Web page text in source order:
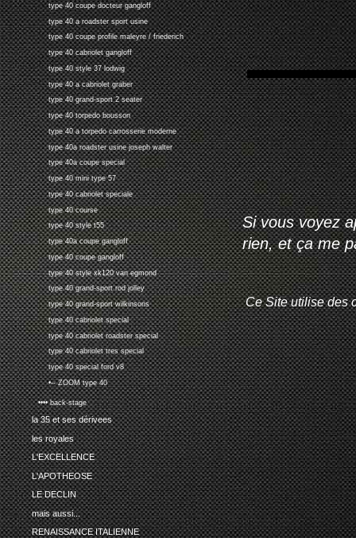
type 40 coupe docteur gangloff
type 40 a roadster sport usine
type 40 coupe profile maleyre / friederich
type 40 cabriolet gangloff
type 40 style 37 lodwig
type 40 a cabriolet graber
type 40 grand-sport 2 seater
type 40 torpedo bousson
type 40 a torpedo carrosserie moderne
type 40a roadster usine joseph walter
type 40a coupe special
type 40 mini type 57
type 40 cabriolet speciale
type 40 course
type 40 style t55
type 40a coupe gangloff
type 40 coupe gangloff
type 40 style xk120 van egmond
type 40 grand-sport rod jolley
type 40 grand-sport wilkinsons
type 40 cabriolet special
type 40 cabriolet roadster special
type 40 cabriolet tres special
type 40 special ford v8
•-- ZOOM type 40
•••• back-stage
la 35 et ses dérivees
les royales
L'EXCELLENCE
L'APOTHEOSE
LE DECLIN
mais aussi...
RENAISSANCE ITALIENNE
Si vous voyez
rien, et ça me
Ce Site utilise des